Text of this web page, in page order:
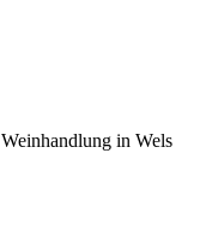
in Wels